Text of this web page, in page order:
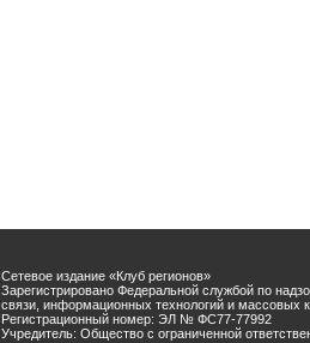
Сетевое издание «Клуб регионов»
Зарегистрировано Федеральной службой по
связи, информационных технологий и массовых
Регистрационный номер: ЭЛ № ФС77-77992
Учредитель: Общество с ограниченной